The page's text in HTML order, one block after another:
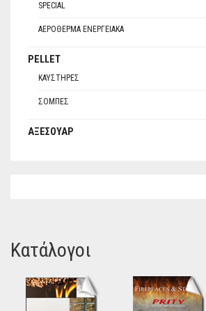
SPECIAL
ΑΕΡΌΘΕΡΜΑ ΕΝΕΡΓΕΙΑΚΆ
PELLET
ΚΑΥΣΤΉΡΕΣ
ΣΌΜΠΕΣ
ΑΞΕΣΟΥΆΡ
Κατάλογοι